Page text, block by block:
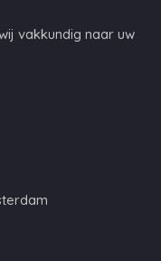
vakkundig naar uw